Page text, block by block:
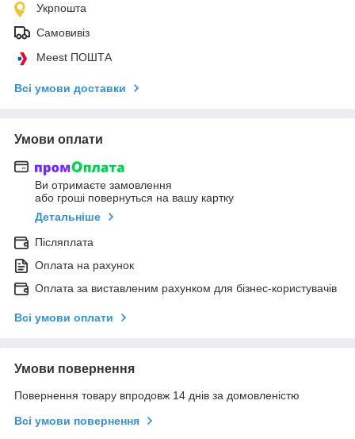
Укрпошта
Самовивіз
Meest ПОШТА
Всі умови доставки
Умови оплати
Ви отримаєте замовлення
або гроші повернуться на вашу картку
Детальніше
Післяплата
Оплата на рахунок
Оплата за виставленим рахунком для бізнес-користувачів
Всі умови оплати
Умови повернення
Повернення товару впродовж 14 днів за домовленістю
Всі умови повернення